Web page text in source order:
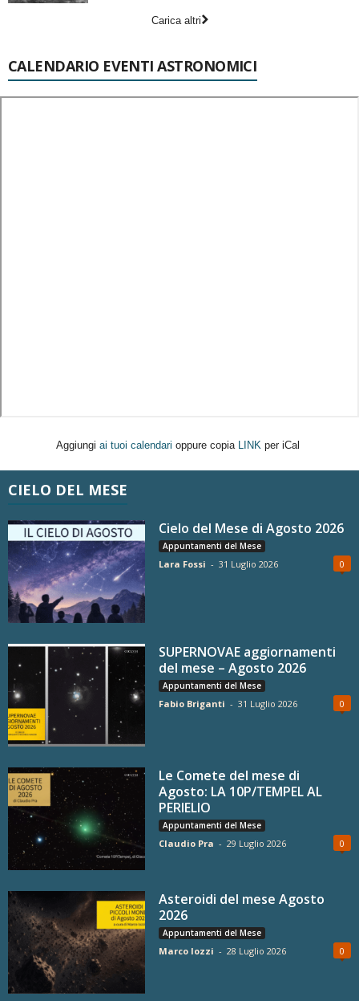
Carica altri
CALENDARIO EVENTI ASTRONOMICI
Aggiungi ai tuoi calendari oppure copia LINK per iCal
CIELO DEL MESE
Cielo del Mese di Agosto 2026
Appuntamenti del Mese
Lara Fossi - 31 Luglio 2026 0
SUPERNOVAE aggiornamenti
del mese – Agosto 2026
Appuntamenti del Mese
Fabio Briganti - 31 Luglio 2026 0
Le Comete del mese di
Agosto: LA 10P/TEMPEL AL
PERIELIO
Appuntamenti del Mese
Claudio Pra - 29 Luglio 2026 0
Asteroidi del mese Agosto
2026
Appuntamenti del Mese
Marco Iozzi - 28 Luglio 2026 0